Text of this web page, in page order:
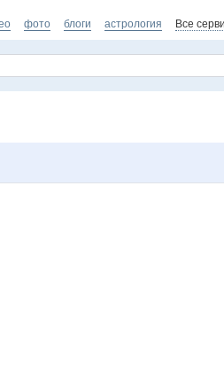
фото блоги астрология Все